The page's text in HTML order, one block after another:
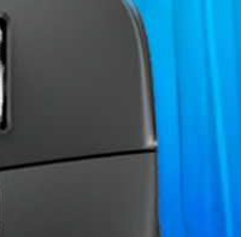
du chipset
graphique
du chipset
de calcul